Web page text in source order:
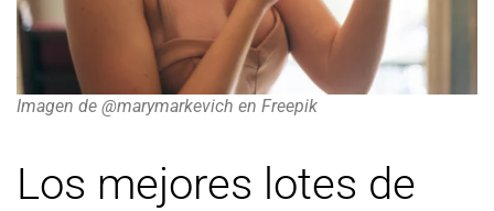
Imagen de @marymarkevich en Freepik
Los mejores lotes de